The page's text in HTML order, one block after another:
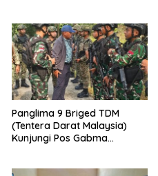
Panglima 9 Briged TDM
(Tentera Darat Malaysia)
Kunjungi Pos Gabma